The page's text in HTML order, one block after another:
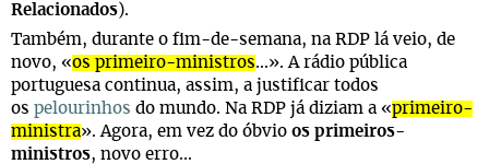
Relacionados).
Também, durante o fim-de-semana, na RDP lá veio, de
novo, «os primeiro-ministros...». A rádio pública
portuguesa continua, assim, a justificar todos
os pelourinhos do mundo. Na RDP já diziam a «primeiro-
ministra». Agora, em vez do óbvio os primeiros-
ministros, novo erro...